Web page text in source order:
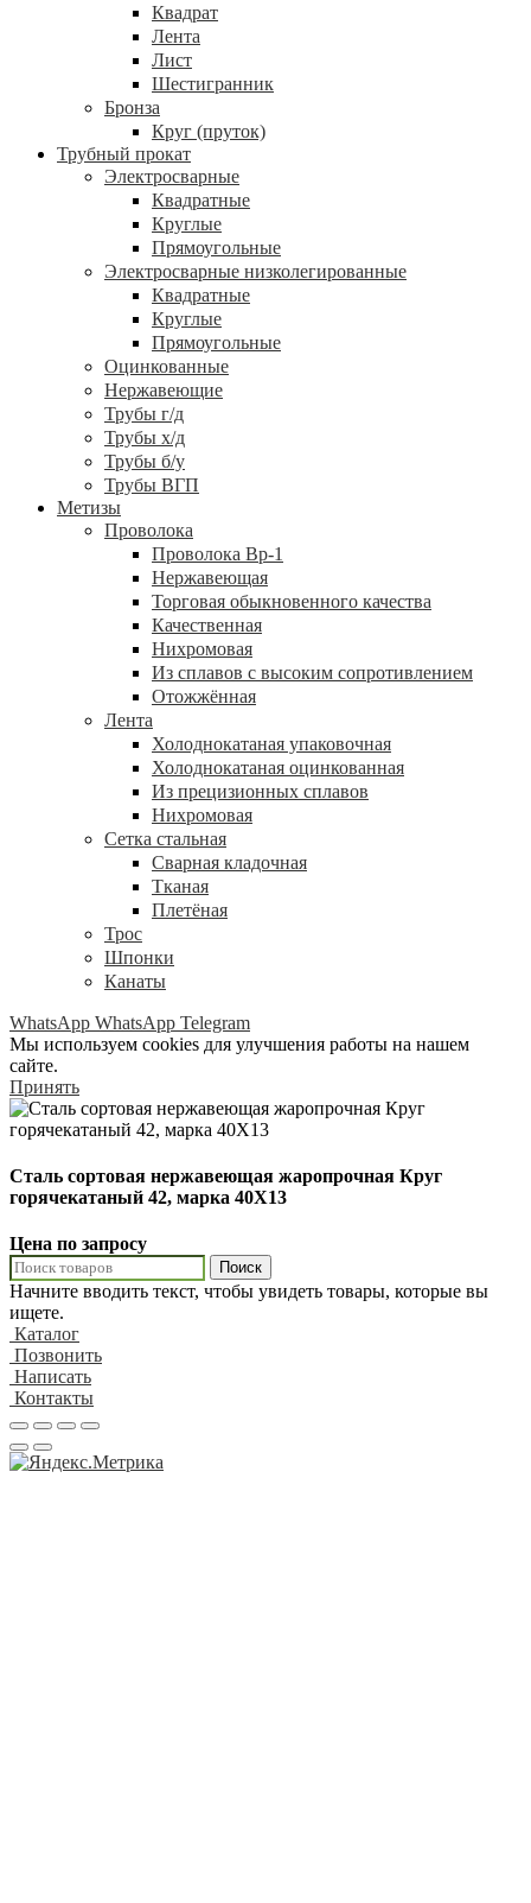
Квадрат
Лента
Лист
Шестигранник
Бронза
Круг (пруток)
Трубный прокат
Электросварные
Квадратные
Круглые
Прямоугольные
Электросварные низколегированные
Квадратные
Круглые
Прямоугольные
Оцинкованные
Нержавеющие
Трубы г/д
Трубы х/д
Трубы б/у
Трубы ВГП
Метизы
Проволока
Проволока Вр-1
Нержавеющая
Торговая обыкновенного качества
Качественная
Нихромовая
Из сплавов с высоким сопротивлением
Отожжённая
Лента
Холоднокатаная упаковочная
Холоднокатаная оцинкованная
Из прецизионных сплавов
Нихромовая
Сетка стальная
Сварная кладочная
Тканая
Плетёная
Трос
Шпонки
Канаты
WhatsApp WhatsApp Telegram
Мы используем cookies для улучшения работы на нашем
сайте.
Принять
Сталь сортовая нержавеющая жаропрочная Круг
горячекатаный 42, марка 40Х13
Цена по запросу
Поиск
Начните вводить текст, чтобы увидеть товары, которые вы
ищете.
Каталог
Позвонить
Написать
Контакты